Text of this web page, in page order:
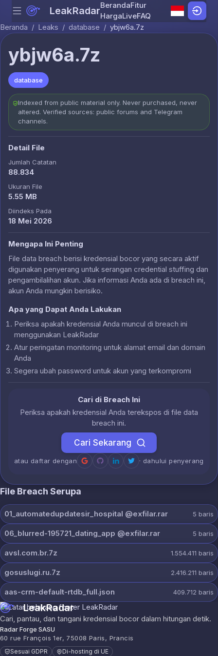
Skip to content
Menu LeakRadarBerandaFitur
HargaLiveFAQ
Beranda / Leaks / database / ybjw6a.7z
ybjw6a.7z
database
Indexed from public material only. Never purchased, never
altered. Verified sources: public forums and Telegram
channels.
Detail File
Jumlah Catatan
88.834
Ukuran File
5.55 MB
Diindeks Pada
18 Mei 2026
Mengapa Ini Penting
File data breach berisi kredensial bocor yang secara aktif
digunakan penyerang untuk serangan credential stuffing dan
pengambilalihan akun. Jika informasi Anda ada di breach ini,
akun Anda mungkin berisiko.
Apa yang Dapat Anda Lakukan
Periksa apakah kredensial Anda muncul di breach ini
menggunakan LeakRadar
Atur peringatan monitoring untuk alamat email dan domain
Anda
Segera ubah password untuk akun yang terkompromi
Cari di Breach Ini
Periksa apakah kredensial Anda terekspos di file data
breach ini.
Cari Sekarang
atau daftar dengan · dahului penyerang
File Breach Serupa
01_automatedupdatesir_hospital @exfilar.rar 5 baris
06_blurred-195721_dating_app @exfilar.rar 5 baris
avsl.com.br.7z 1.554.411 baris
gosuslugi.ru.7z 2.416.211 baris
aas-crm-default-rtdb_full.json 409.712 baris
LeakRadar
Cari, pantau, dan tangani kredensial bocor dalam hitungan detik.
Radar Forge SASU
60 rue François 1er, 75008 Paris, Prancis
Sesuai GDPR Di-hosting di UE